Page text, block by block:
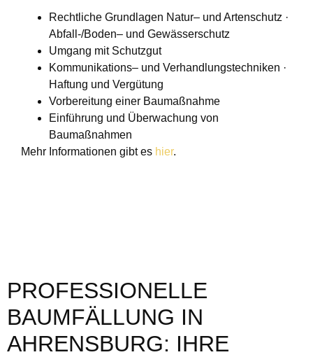
Rechtliche Grundlagen Natur– und Artenschutz ·
Abfall-/Boden– und Gewässerschutz
Umgang mit Schutzgut
Kommunikations– und Verhandlungstechniken ·
Haftung und Vergütung
Vorbereitung einer Baumaßnahme
Einführung und Überwachung von
Baumaßnahmen
Mehr Informationen gibt es hier.
PROFESSIONELLE
BAUMFÄLLUNG IN
AHRENSBURG: IHRE